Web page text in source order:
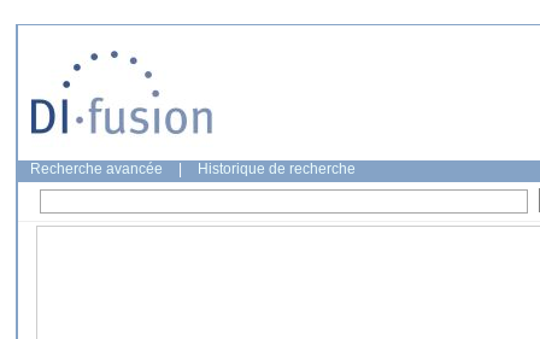
Recherche avancée Historique de recherche